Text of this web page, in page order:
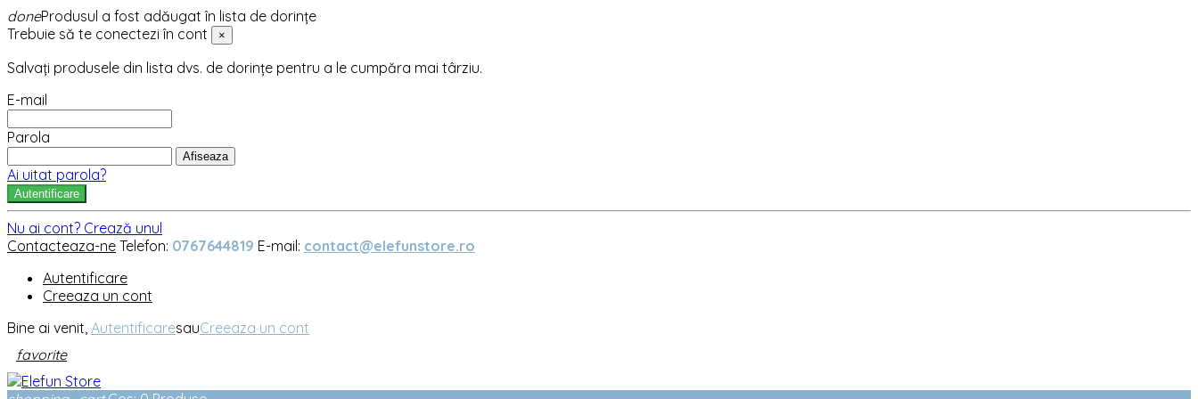
doneProdusul a fost adăugat în lista de dorințe
Trebuie să te conectezi în cont
×
Salvați produsele din lista dvs. de dorințe pentru a le cumpăra mai târziu.
E-mail
Parola
Afiseaza
Ai uitat parola?
Autentificare
Nu ai cont? Crează unul
Contacteaza-ne Telefon: 0767644819 E-mail: contact@elefunstore.ro
Autentificare
Creeaza un cont
Bine ai venit, AutentificaresauCreeaza un cont
favorite